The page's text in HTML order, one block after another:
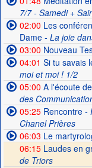
7/7 - Samedi +
02:00 Les
Dame- La joie
03:00 Nouveau
04:01 Si tu savais
moi et moi ! 1/2
05:00 A l'écoute
des
05:25Rencontre-
Chanel Prières
06:03 Le
06:15Laudes en
de Triors